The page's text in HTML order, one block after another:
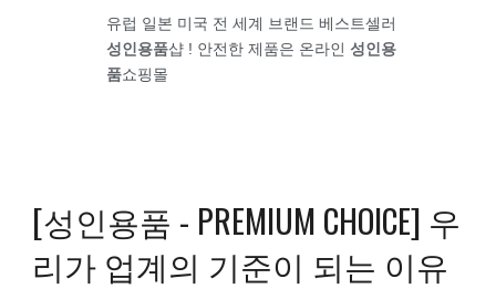
유럽 일본 미국 전 세계 브랜드 베스트셀러
성인용품샵 ! 안전한 제품은 온라인성인용
품쇼핑몰
[성인용품 - PREMIUM CHOICE] 우
리가 업계의 기준이 되는 이유